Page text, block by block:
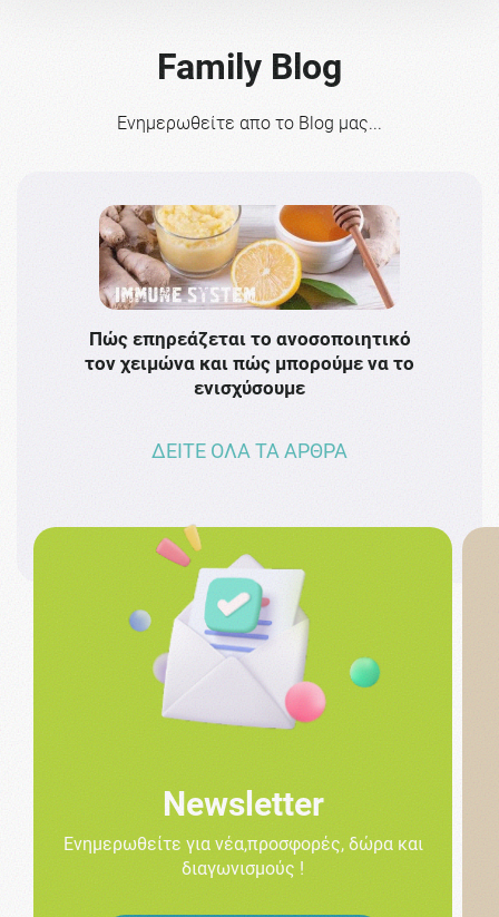
Family Blog
Ενημερωθείτε απο το Blog μας...
Πώς επηρεάζεται το ανοσοποιητικό
τον χειμώνα και πώς μπορούμε να το
ενισχύσουμε
ΔΕΙΤΕ ΟΛΑ ΤΑ ΑΡΘΡΑ
Newsletter
Ενημερωθείτε για νέα,προσφορές, δώρα και
διαγωνισμούς !